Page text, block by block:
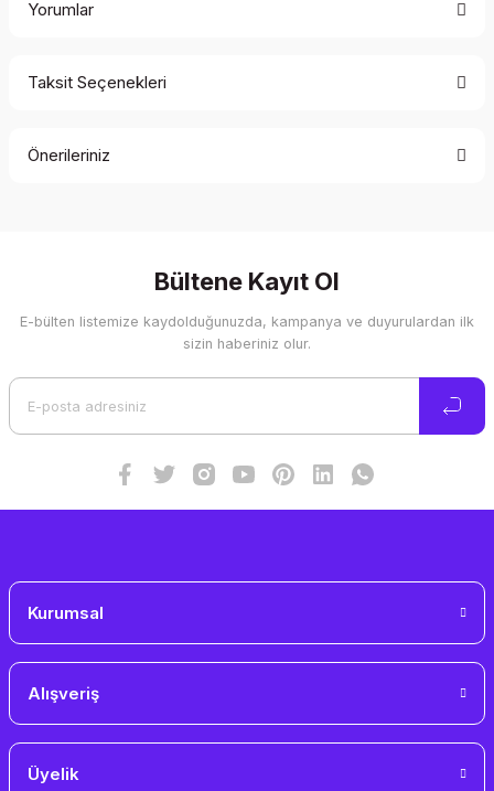
Yorumlar
Taksit Seçenekleri
Önerileriniz
Görüş ve önerileriniz için teşekkür ederiz.
Ürün resmi kalitesiz, bozuk veya görüntülenemiyor.
Bültene Kayıt Ol
E-bülten listemize kaydolduğunuzda, kampanya ve duyurulardan ilk
sizin haberiniz olur.
Kurumsal
Alışveriş
Üyelik